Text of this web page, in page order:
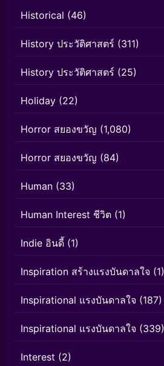
Historical (46)
History ประวัติศาสตร์ (311)
History ประวัติศาสตร์ (25)
Holiday (22)
Horror สยองขวัญ (1,080)
Horror สยองขวัญ (84)
Human (33)
Human Interest ชีวิต (1)
Indie อินดี้ (1)
Inspiration สร้างแรงบันดาลใจ (1)
Inspirational แรงบันดาลใจ (187)
Inspirational แรงบันดาลใจ (339)
Interest (2)